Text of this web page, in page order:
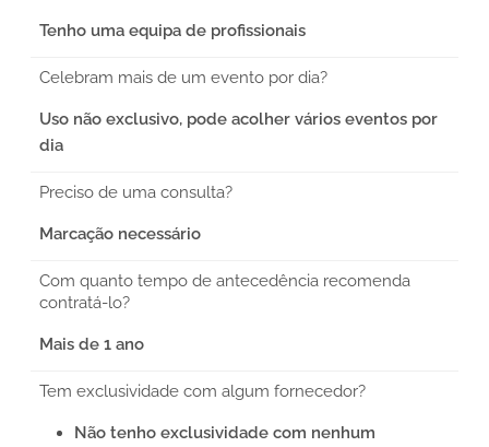
Tenho uma equipa de profissionais
Celebram mais de um evento por dia?
Uso não exclusivo, pode acolher vários eventos por
dia
Preciso de uma consulta?
Marcação necessário
Com quanto tempo de antecedência recomenda
contratá-lo?
Mais de 1 ano
Tem exclusividade com algum fornecedor?
Não tenho exclusividade com nenhum